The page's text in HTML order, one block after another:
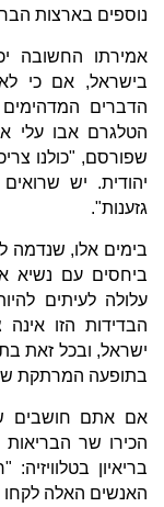
נוספים בארצות
אמירתו החשובה
בישראל, אם כי
הדברים
הטלגרם אבו עלי
שפורסם, "כולנו
יהודית. יש שרואים
גזענות".
בימים אלו, שנדמה
ביחסים עם נשיא
עלולה לעיתים
הבדידות הזו
ישראל, ובכל זאת
בתופעה המרתקת של
אם אתם חושבים
הכירו שר הבריאות
בריאיון
האנשים האלה